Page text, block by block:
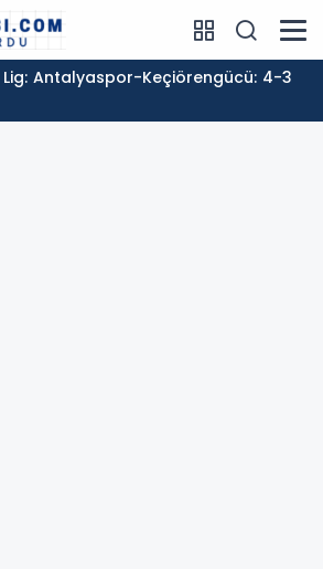
Lig: Antalyaspor-Keçiörengücü: 4-3